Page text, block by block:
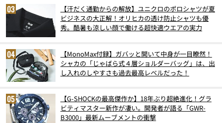
【汗だく通勤からの解放】ユニクロのポロシャツが夏
ビジネスの大正解！オリヒカの透け防止シャツも優
秀。酷暑も涼しい顔で働ける超快適ウエアの実力
【MonoMax付録】ガバッと開いて中身が一目瞭然！
シャカの「じゃばら式４層ショルダーバッグ」は、出
し入れのしやすさも過去最高レベルだった！
【G-SHOCKの最高傑作か】18年ぶり超絶進化！グラ
ビティマスター新作が凄い。開発者が語る「GWR-
B3000」最新ムーブメントの衝撃